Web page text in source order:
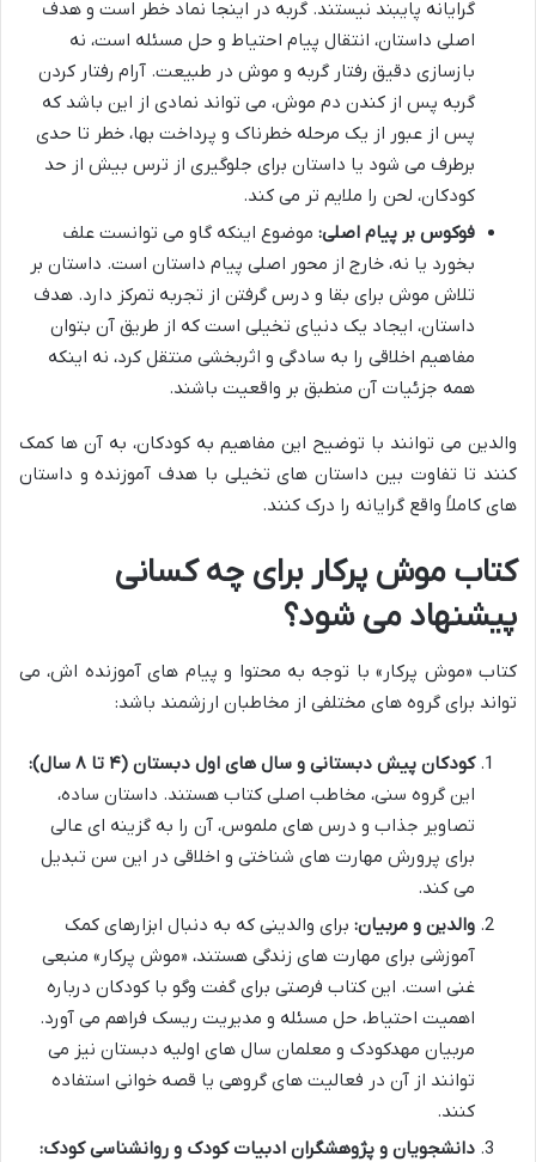
گرایانه پایبند نیستند. گربه در اینجا نماد خطر است و هدف
اصلی داستان، انتقال پیام احتیاط و حل مسئله است، نه
بازسازی دقیق رفتار گربه و موش در طبیعت. آرام رفتار کردن
گربه پس از کندن دم موش، می تواند نمادی از این باشد که
پس از عبور از یک مرحله خطرناک و پرداخت بها، خطر تا حدی
برطرف می شود یا داستان برای جلوگیری از ترس بیش از حد
کودکان، لحن را ملایم تر می کند.
فوکوس بر پیام اصلی: موضوع اینکه گاو می توانست علف
بخورد یا نه، خارج از محور اصلی پیام داستان است. داستان بر
تلاش موش برای بقا و درس گرفتن از تجربه تمرکز دارد. هدف
داستان، ایجاد یک دنیای تخیلی است که از طریق آن بتوان
مفاهیم اخلاقی را به سادگی و اثربخشی منتقل کرد، نه اینکه
همه جزئیات آن منطبق بر واقعیت باشند.
والدین می توانند با توضیح این مفاهیم به کودکان، به آن ها کمک
کنند تا تفاوت بین داستان های تخیلی با هدف آموزنده و داستان
های کاملاً واقع گرایانه را درک کنند.
کتاب موش پرکار برای چه کسانی
پیشنهاد می شود؟
کتاب «موش پرکار» با توجه به محتوا و پیام های آموزنده اش، می
تواند برای گروه های مختلفی از مخاطبان ارزشمند باشد:
کودکان پیش دبستانی و سال های اول دبستان (۴ تا ۸ سال):
این گروه سنی، مخاطب اصلی کتاب هستند. داستان ساده،
تصاویر جذاب و درس های ملموس، آن را به گزینه ای عالی
برای پرورش مهارت های شناختی و اخلاقی در این سن تبدیل
می کند.
والدین و مربیان: برای والدینی که به دنبال ابزارهای کمک
آموزشی برای مهارت های زندگی هستند، «موش پرکار» منبعی
غنی است. این کتاب فرصتی برای گفت وگو با کودکان درباره
اهمیت احتیاط، حل مسئله و مدیریت ریسک فراهم می آورد.
مربیان مهدکودک و معلمان سال های اولیه دبستان نیز می
توانند از آن در فعالیت های گروهی یا قصه خوانی استفاده
کنند.
دانشجویان و پژوهشگران ادبیات کودک و روانشناسی کودک: